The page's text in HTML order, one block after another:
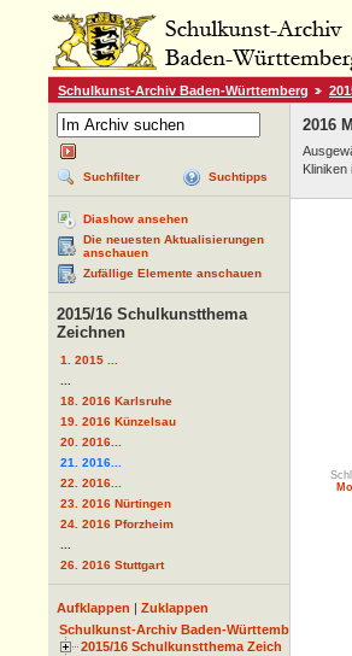
Schulkunst-Archiv Baden-Württemberg
Suchfilter Suchtipps
Diashow ansehen
Die neuesten Aktualisierungen
anschauen
Zufällige Elemente anschauen
2015/16 Schulkunstthema
Zeichnen
1. 2015 ...
18. 2016 Karlsruhe
19. 2016 Künzelsau
20. 2016...
21. 2016...
22. 2016...
23. 2016 Nürtingen
24. 2016 Pforzheim
26. 2016 Stuttgart
Aufklappen | Zuklappen
Schulkunst-Archiv Baden-Württemberg
2015/16 Schulkunstthema Zeichnen
2016
Kliniken